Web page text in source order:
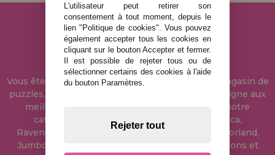
Vous êtes surMaison Des Puzzles
, dans notre magasin de
puzzles, où vous pouvez acheter des puzzles en ligne aux
meilleurs prix sur Internet. Nous avons dans notre
catalogue tous les puzzles des marques Educa,
Ravensburger, Clementoni, Heye, Schmidt, Castorland,
Jumbo, Trefl, Piatnik, Anatolian, Art Puzzle, Gibsons et
L'utilisateur peut retirer son
consentement à tout moment, depuis le
lien "Politique de cookies". Vous pouvez
également accepter tous les cookies en
cliquant sur le bouton Accepter et fermer.
Il est possible de rejeter tous ou de
sélectionner certains des cookies à l'aide
du bouton Paramètres.
Rejeter tout